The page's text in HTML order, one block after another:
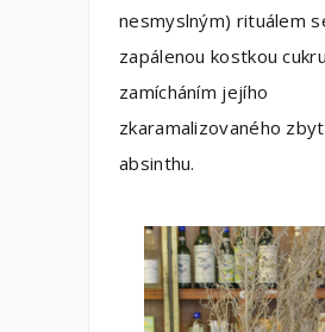
nesmyslným) rituálem
zapálenou kostkou
zamícháním jejího
zkaramalizovaného
absinthu.